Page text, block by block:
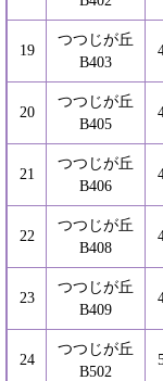
19
つつじが丘
B403
20
つつじが丘
B405
21
つつじが丘
B406
22
つつじが丘
B408
23
つつじが丘
B409
24
つつじが丘
B502​